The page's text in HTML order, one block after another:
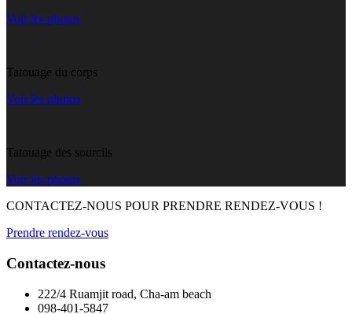
Voir les photos
Tatouage du corps
Voir les photos
Tatouage des sourcils
Voir les photos
CONTACTEZ-NOUS POUR PRENDRE RENDEZ-VOUS !
Prendre rendez-vous
Contactez-nous
222/4 Ruamjit road, Cha-am beach
098-401-5847